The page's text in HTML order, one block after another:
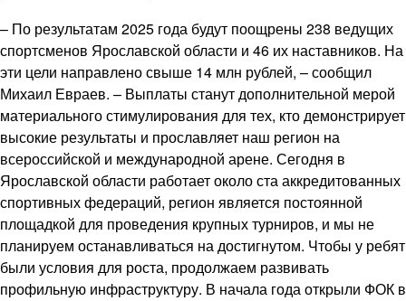
– По результатам 2025 года будут поощрены 238 ведущих
спортсменов Ярославской области и 46 их наставников. На
эти цели направлено свыше 14 млн рублей, – сообщил
Михаил Евраев. – Выплаты станут дополнительной мерой
материального стимулирования для тех, кто демонстрирует
высокие результаты и прославляет наш регион на
всероссийской и международной арене. Сегодня в
Ярославской области работает около ста аккредитованных
спортивных федераций, регион является постоянной
площадкой для проведения крупных турниров, и мы не
планируем останавливаться на достигнутом. Чтобы у ребят
были условия для роста, продолжаем развивать
профильную инфраструктуру. В начала года открыли ФОК в